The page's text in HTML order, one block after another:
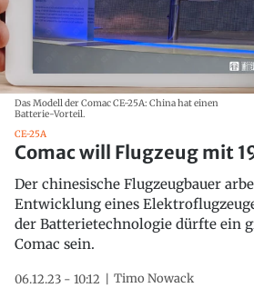
Das Modell der Comac CE-25A: China hat einen
Batterie-Vorteil.
CE-25A
Comac will Flugzeug mit
Der chinesische Flugzeugbauer
Entwicklung eines
der Batterietechnologie dürfte ein
Comac sein.
06.12.23 - 10:12 Timo Nowack